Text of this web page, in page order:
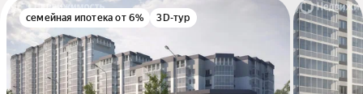
семейная ипотека от 6% 3D-тур